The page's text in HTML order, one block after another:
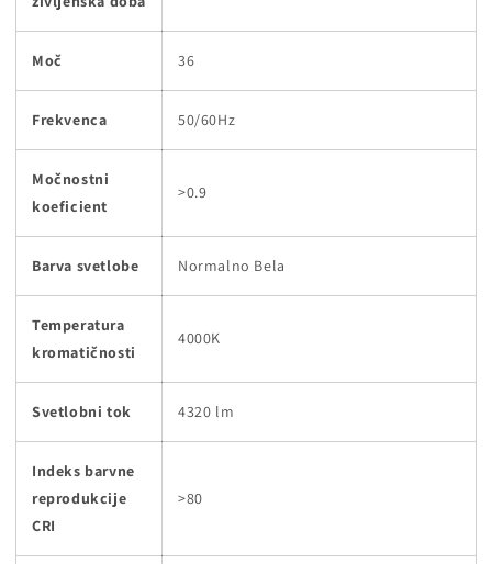
Moč 36
Frekvenca 50/60Hz
Močnostni
koeficient
>0.9
Barva svetlobe Normalno Bela
Temperatura
kromatičnosti
4000K
Svetlobni tok 4320 lm
Indeks barvne
reprodukcije
CRI
>80